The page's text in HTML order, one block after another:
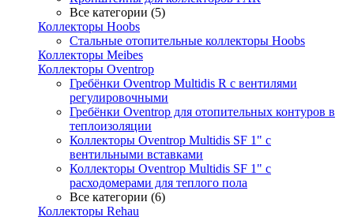
Все категории (5)
Коллекторы Hoobs
Стальные отопительные коллекторы Hoobs
Коллекторы Meibes
Коллекторы Oventrop
Гребёнки Oventrop Multidis R с вентилями
регулировочными
Гребёнки Oventrop для отопительных контуров в
теплоизоляции
Коллекторы Oventrop Multidis SF 1" с
вентильными вставками
Коллекторы Oventrop Multidis SF 1" с
расходомерами для теплого пола
Все категории (6)
Коллекторы Rehau